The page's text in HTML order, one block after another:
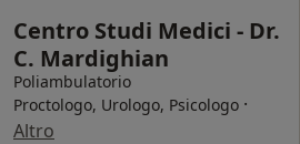
Centro Studi Medici - Dr.
C. Mardighian
Poliambulatorio
Proctologo, Urologo, Psicologo ·
Altro